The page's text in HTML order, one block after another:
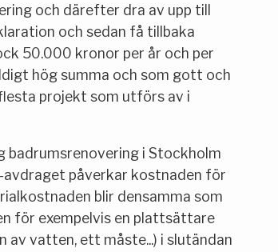
och därefter dra av upp till
och sedan få tillbaka
50.000 kronor per år och per
hög summa och som gott och
projekt som utförs av i
badrumsrenovering i Stockholm
påverkar kostnaden för
blir densamma som
för exempelvis en plattsättare
av vatten, ett måste...) i slutändan